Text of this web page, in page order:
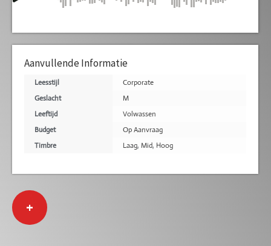
Aanvullende Informatie
Leesstijl
Corporate
Geslacht
M
Leeftijd
Volwassen
Budget
Op Aanvraag
Timbre
Laag, Mid, Hoog
+